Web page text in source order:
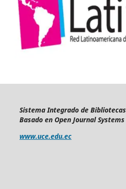
Sistema Integrado de Bibliotecas
Basado en Open Journal Systems
www.uce.edu.ec